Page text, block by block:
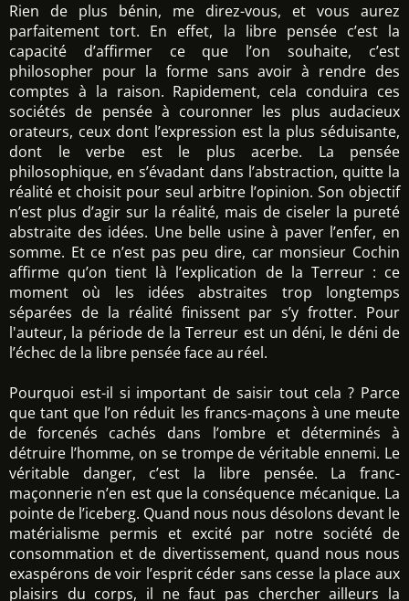
Rien de plus bénin, me direz-vous, et vous aurez
parfaitement tort. En effet, la libre pensée c’est la
capacité d’affirmer ce que l’on souhaite, c’est
philosopher pour la forme sans avoir à rendre des
comptes à la raison. Rapidement, cela conduira ces
sociétés de pensée à couronner les plus audacieux
orateurs, ceux dont l’expression est la plus séduisante,
dont le verbe est le plus acerbe. La pensée
philosophique, en s’évadant dans l’abstraction, quitte la
réalité et choisit pour seul arbitre l’opinion. Son objectif
n’est plus d’agir sur la réalité, mais de ciseler la pureté
abstraite des idées. Une belle usine à paver l’enfer, en
somme. Et ce n’est pas peu dire, car monsieur Cochin
affirme qu’on tient là l’explication de la Terreur : ce
moment où les idées abstraites trop longtemps
séparées de la réalité finissent par s’y frotter. Pour
l'auteur, la période de la Terreur est un déni, le déni de
l’échec de la libre pensée face au réel.
Pourquoi est-il si important de saisir tout cela ? Parce
que tant que l’on réduit les francs-maçons à une meute
de forcenés cachés dans l’ombre et déterminés à
détruire l’homme, on se trompe de véritable ennemi. Le
véritable danger, c’est la libre pensée. La franc-
maçonnerie n’en est que la conséquence mécanique. La
pointe de l’iceberg. Quand nous nous désolons devant le
matérialisme permis et excité par notre société de
consommation et de divertissement, quand nous nous
exaspérons de voir l’esprit céder sans cesse la place aux
plaisirs du corps, il ne faut pas chercher ailleurs la